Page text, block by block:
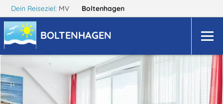
Dein Reiseziel: MV Boltenhagen
BOLTENHAGEN